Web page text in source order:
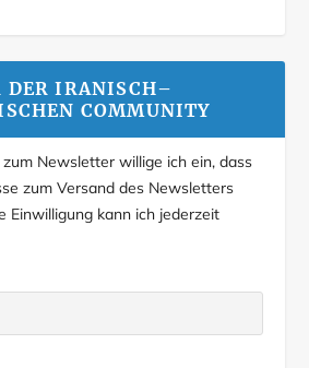
DER IRANISCH–
COMMUNITY
Newsletter willige ich ein, dass
zum Versand des Newsletters
Einwilligung kann ich jederzeit